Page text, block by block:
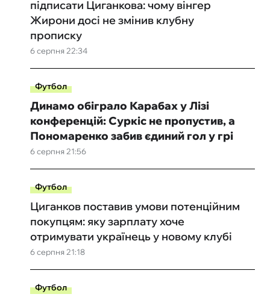
6 серпня 22:34
підписати Циганкова: чому вінгер
Жирони досі не змінив клубну
прописку
Футбол
6 серпня 21:56
Динамо обіграло Карабах у Лізі
конференцій: Суркіс не пропустив, а
Пономаренко забив єдиний гол у грі
Футбол
6 серпня 21:18
Циганков поставив умови потенційним
покупцям: яку зарплату хоче
отримувати українець у новому клубі
Футбол